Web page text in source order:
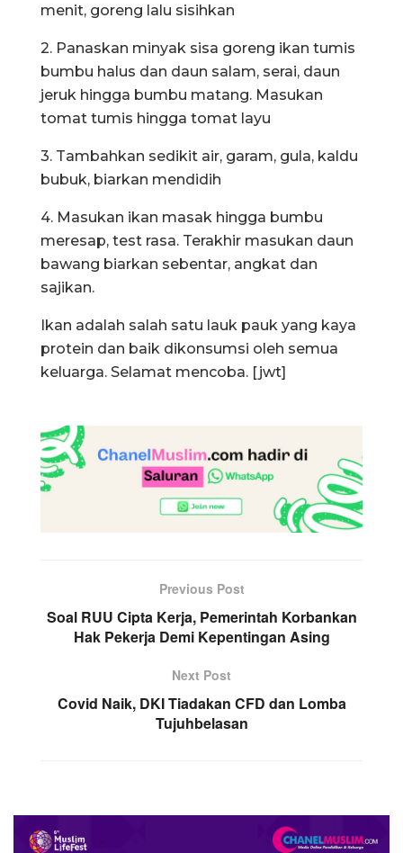
menit, goreng lalu sisihkan
2. Panaskan minyak sisa goreng ikan tumis
bumbu halus dan daun salam, serai, daun
jeruk hingga bumbu matang. Masukan
tomat tumis hingga tomat layu
3. Tambahkan sedikit air, garam, gula, kaldu
bubuk, biarkan mendidih
4. Masukan ikan masak hingga bumbu
meresap, test rasa. Terakhir masukan daun
bawang biarkan sebentar, angkat dan
sajikan.
Ikan adalah salah satu lauk pauk yang kaya
protein dan baik dikonsumsi oleh semua
keluarga. Selamat mencoba. [jwt]
Previous Post
Soal RUU Cipta Kerja, Pemerintah Korbankan
Hak Pekerja Demi Kepentingan Asing
Next Post
Covid Naik, DKI Tiadakan CFD dan Lomba
Tujuhbelasan